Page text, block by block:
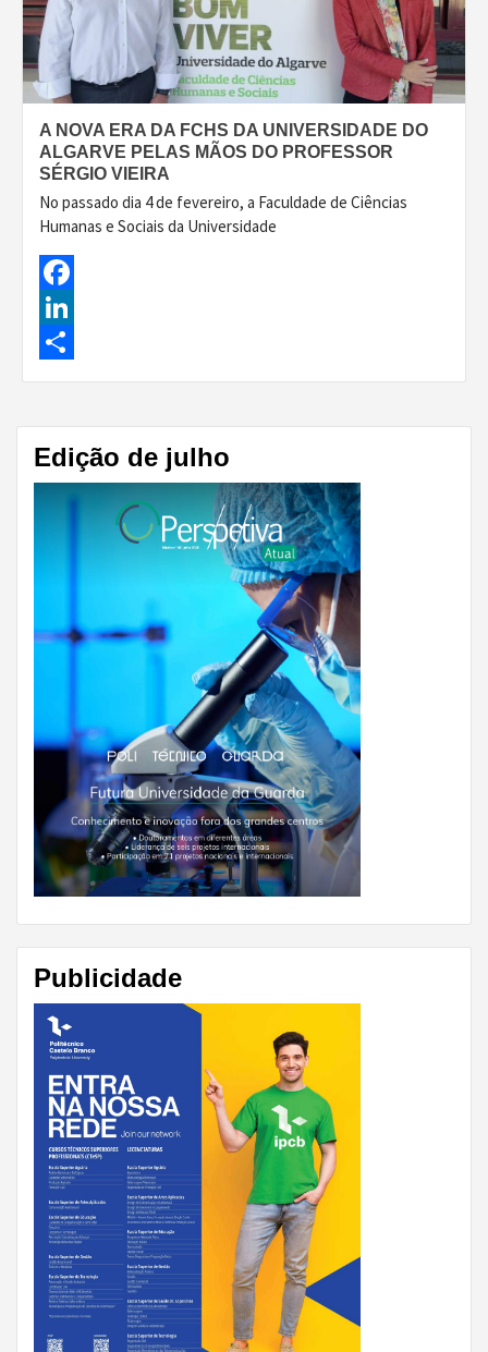
A NOVA ERA DA FCHS DA UNIVERSIDADE DO
ALGARVE PELAS MÃOS DO PROFESSOR
SÉRGIO VIEIRA
No passado dia 4 de fevereiro, a Faculdade de Ciências
Humanas e Sociais da Universidade
Facebook
LinkedIn
Share
Edição de julho
Publicidade